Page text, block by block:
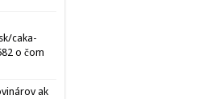
caka-
o čom
ak